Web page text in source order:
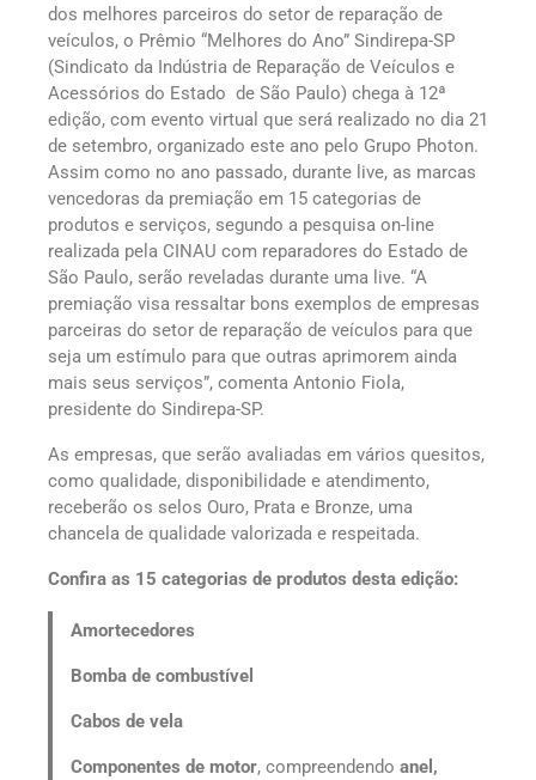
dos melhores parceiros do setor de reparação de
veículos, o Prêmio “Melhores do Ano” Sindirepa-SP
(Sindicato da Indústria de Reparação de Veículos e
Acessórios do Estado de São Paulo) chega à 12ª
edição, com evento virtual que será realizado no dia 21
de setembro, organizado este ano pelo Grupo Photon.
Assim como no ano passado, durante live, as marcas
vencedoras da premiação em 15 categorias de
produtos e serviços, segundo a pesquisa on-line
realizada pela CINAU com reparadores do Estado de
São Paulo, serão reveladas durante uma live. “A
premiação visa ressaltar bons exemplos de empresas
parceiras do setor de reparação de veículos para que
seja um estímulo para que outras aprimorem ainda
mais seus serviços”, comenta Antonio Fiola,
presidente do Sindirepa-SP.
As empresas, que serão avaliadas em vários quesitos,
como qualidade, disponibilidade e atendimento,
receberão os selos Ouro, Prata e Bronze, uma
chancela de qualidade valorizada e respeitada.
Confira as 15 categorias de produtos desta edição:
Amortecedores
Bomba de combustível
Cabos de vela
Componentes de motor, compreendendo anel,